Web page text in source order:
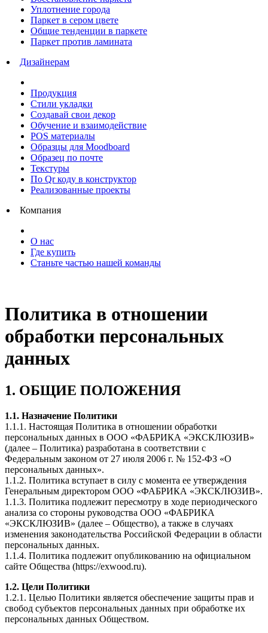
Уплотнение города
Паркет в сером цвете
Общие тенденции в паркете
Паркет против ламината
Дизайнерам
Продукция
Стили укладки
Создавай свои декор
Обучение и взаимодействие
POS материалы
Образцы для Moodboard
Образец по почте
Текстуры
По Qr коду в конструктор
Реализованные проекты
Компания
О нас
Где купить
Станьте частью нашей команды
Политика в отношении
обработки персональных
данных
1. ОБЩИЕ ПОЛОЖЕНИЯ
1.1. Назначение Политики
1.1.1. Настоящая Политика в отношении обработки
персональных данных в ООО «ФАБРИКА «ЭКСКЛЮЗИВ»
(далее – Политика) разработана в соответствии с
Федеральным законом от 27 июля 2006 г. № 152-ФЗ «О
персональных данных».
1.1.2. Политика вступает в силу с момента ее утверждения
Генеральным директором ООО «ФАБРИКА «ЭКСКЛЮЗИВ».
1.1.3. Политика подлежит пересмотру в ходе периодического
анализа со стороны руководства ООО «ФАБРИКА
«ЭКСКЛЮЗИВ» (далее – Общество), а также в случаях
изменения законодательства Российской Федерации в области
персональных данных.
1.1.4. Политика подлежит опубликованию на официальном
сайте Общества (https://exwood.ru).
1.2. Цели Политики
1.2.1. Целью Политики является обеспечение защиты прав и
свобод субъектов персональных данных при обработке их
персональных данных Обществом.